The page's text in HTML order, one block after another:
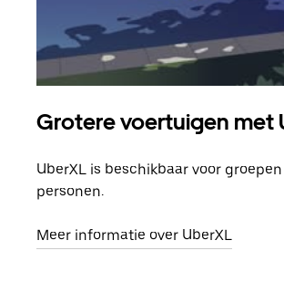
Grotere voertuigen met
UberXL is beschikbaar voor
personen.
Meer informatie over UberXL